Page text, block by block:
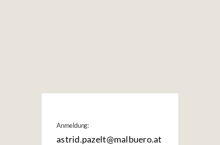
Anmeldung:
astrid.pazelt@malbuero.at